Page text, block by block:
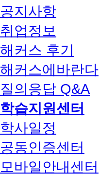
공지사항
취업정보
해커스 후기
해커스에바란다
질의응답 Q&A
학습지원센터
학사일정
공동인증센터
모바일안내센터